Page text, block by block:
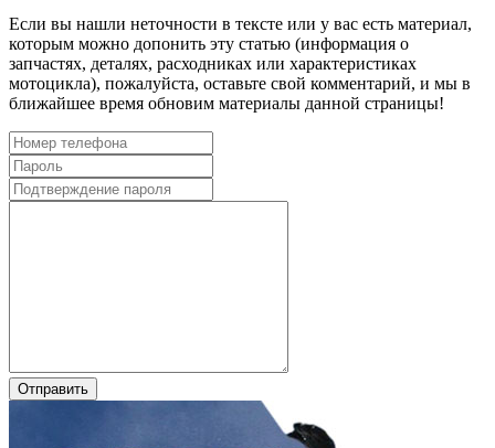
Если вы нашли неточности в тексте или у вас есть материал,
которым можно допонить эту статью (информация о
запчастях, деталях, расходниках или характеристиках
мотоцикла), пожалуйста, оставьте свой комментарий, и мы в
ближайшее время обновим материалы данной страницы!
Отправить